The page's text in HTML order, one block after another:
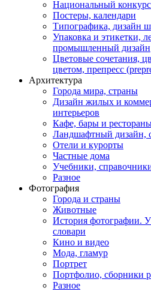
Национальный
Постеры, календари
Типографика, дизайн
Упаковка и этикетки,
промышленный дизайн
Цветовые сочетания,
цветом, препресс
Архитектура
Города мира, страны
Дизайн жилых и
интерьеров
Кафе, бары и
Ландшафтный дизайн,
Отели и курорты
Частные дома
Учебники,
Разное
Фотография
Города и страны
Животные
История фотографии.
словари
Кино и видео
Мода, гламур
Портрет
Портфолио, сборники
Разное